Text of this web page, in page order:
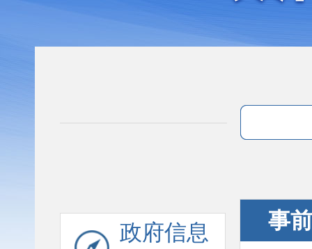
政府信息
事